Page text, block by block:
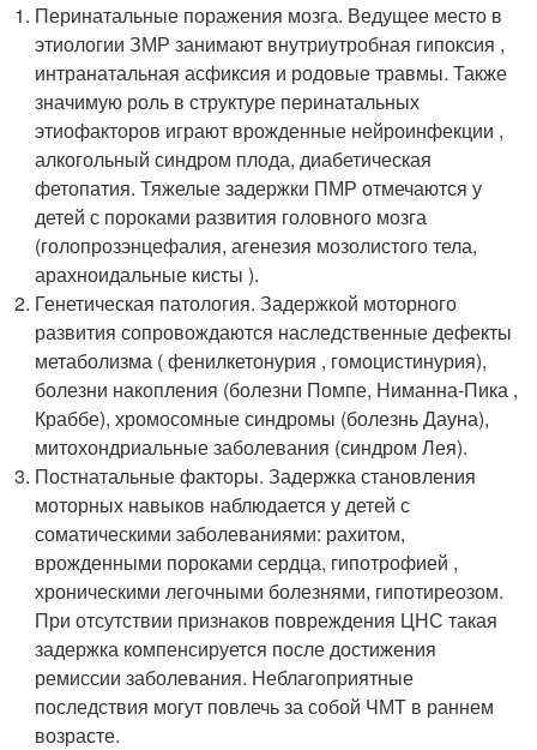
Перинатальные поражения мозга. Ведущее место в
этиологии ЗМР занимают внутриутробная гипоксия ,
интранатальная асфиксия и родовые травмы. Также
значимую роль в структуре перинатальных
этиофакторов играют врожденные нейроинфекции ,
алкогольный синдром плода, диабетическая
фетопатия. Тяжелые задержки ПМР отмечаются у
детей с пороками развития головного мозга
(голопрозэнцефалия, агенезия мозолистого тела,
арахноидальные кисты ).
Генетическая патология. Задержкой моторного
развития сопровождаются наследственные дефекты
метаболизма ( фенилкетонурия , гомоцистинурия),
болезни накопления (болезни Помпе, Ниманна-Пика ,
Краббе), хромосомные синдромы (болезнь Дауна),
митохондриальные заболевания (синдром Лея).
Постнатальные факторы. Задержка становления
моторных навыков наблюдается у детей с
соматическими заболеваниями: рахитом,
врожденными пороками сердца, гипотрофией ,
хроническими легочными болезнями, гипотиреозом.
При отсутствии признаков повреждения ЦНС такая
задержка компенсируется после достижения
ремиссии заболевания. Неблагоприятные
последствия могут повлечь за собой ЧМТ в раннем
возрасте.